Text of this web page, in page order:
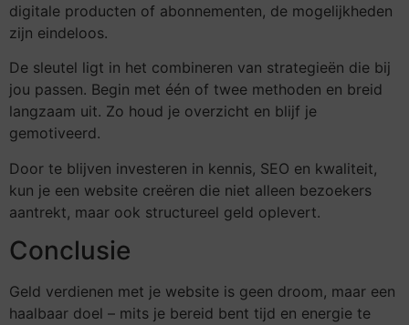
digitale producten of abonnementen, de mogelijkheden
zijn eindeloos.
De sleutel ligt in het combineren van strategieën die bij
jou passen. Begin met één of twee methoden en breid
langzaam uit. Zo houd je overzicht en blijf je
gemotiveerd.
Door te blijven investeren in kennis, SEO en kwaliteit,
kun je een website creëren die niet alleen bezoekers
aantrekt, maar ook structureel geld oplevert.
Conclusie
Geld verdienen met je website is geen droom, maar een
haalbaar doel – mits je bereid bent tijd en energie te